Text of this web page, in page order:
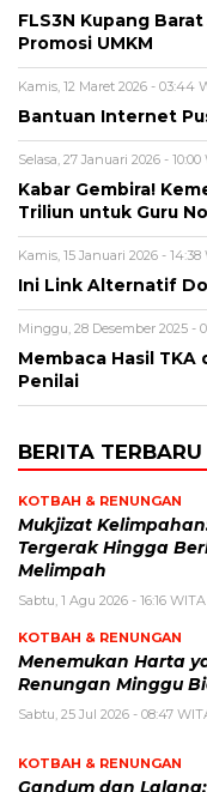
FLS3N Kupang
Promosi UMKM
Kamis, 12 Maret 2026 - 03:44
Bantuan Internet
Selasa, 27 Januari 2026 -
Kabar Gembira!
Triliun untuk Guru
Kamis, 15 Januari 2026 - 14:38
Ini Link Alternatif
Minggu, 28 Desember 2025 -
Membaca Hasil TKA
Penilai
BERITA TERBARU
KOTBAH & RENUNGAN
Mukjizat
Tergerak Hingga
Melimpah
Sabtu, 1 Agu 2026 - 16:16 WITA
KOTBAH & RENUNGAN
Menemukan Harta
Renungan Minggu
Sabtu, 25 Jul 2026 - 08:47
KOTBAH & RENUNGAN
Gandum dan